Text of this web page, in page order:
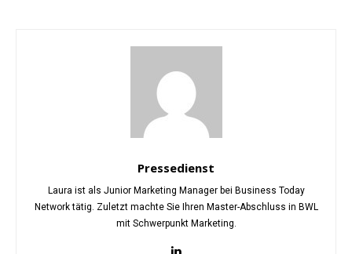
Pressedienst
Laura ist als Junior Marketing Manager bei Business Today
Network tätig. Zuletzt machte Sie Ihren Master-Abschluss in BWL
mit Schwerpunkt Marketing.